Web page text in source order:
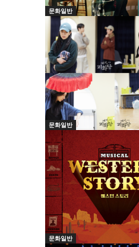
문화일반
문화일반
문화일반